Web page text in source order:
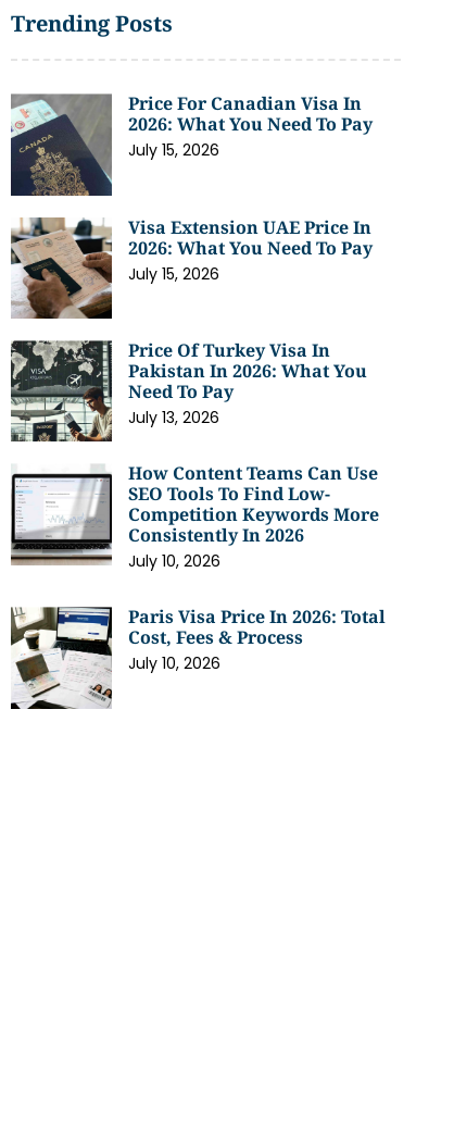
Trending Posts
Price For Canadian Visa In
2026: What You Need To Pay
July 15, 2026
Visa Extension UAE Price In
2026: What You Need To Pay
July 15, 2026
Price Of Turkey Visa In
Pakistan In 2026: What You
Need To Pay
July 13, 2026
How Content Teams Can Use
SEO Tools To Find Low-
Competition Keywords More
Consistently In 2026
July 10, 2026
Paris Visa Price In 2026: Total
Cost, Fees & Process
July 10, 2026